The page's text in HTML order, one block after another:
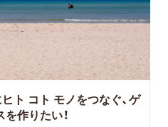
ト コト モノをつなぐ、ゲ
作りたい！